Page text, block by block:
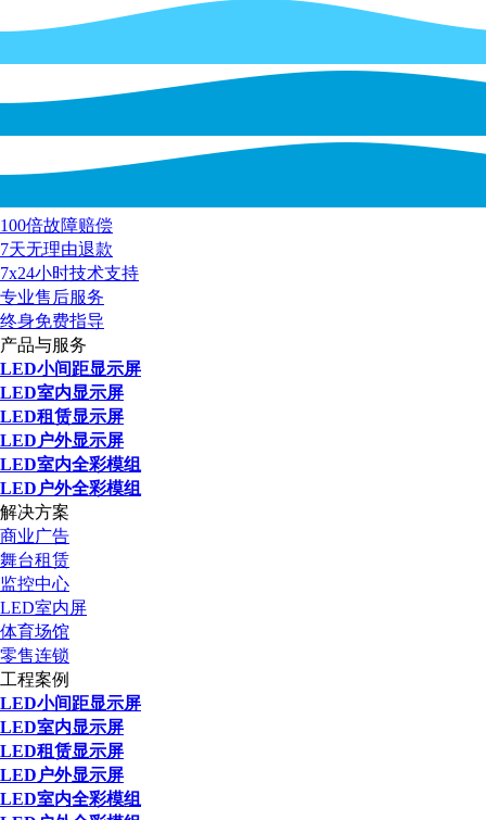
100倍故障赔偿
7天无理由退款
7x24小时技术支持
专业售后服务
终身免费指导
产品与服务
LED小间距显示屏
LED室内显示屏
LED租赁显示屏
LED户外显示屏
LED室内全彩模组
LED户外全彩模组
解决方案
商业广告
舞台租赁
监控中心
LED室内屏
体育场馆
零售连锁
工程案例
LED小间距显示屏
LED室内显示屏
LED租赁显示屏
LED户外显示屏
LED室内全彩模组